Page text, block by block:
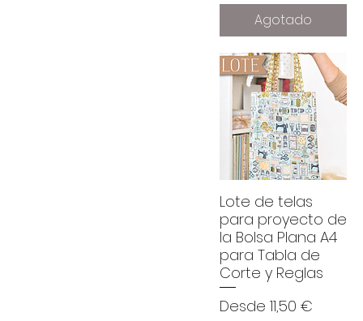
Agotado
Lote de telas
para proyecto de
la Bolsa Plana A4
para Tabla de
Corte y Reglas
Desde 11,50 €
Precio de oferta